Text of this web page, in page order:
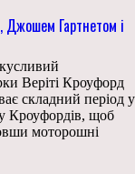
Джошем Гартнетом і
Веріті Кроуфорд
складний період у
Кроуфордів, щоб
моторошні